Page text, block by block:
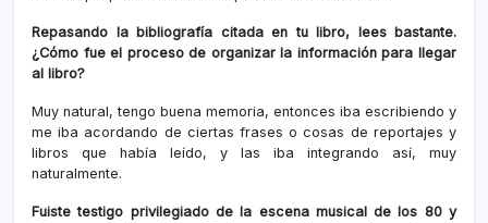
Repasando la bibliografía citada en tu libro, lees bastante.
¿Cómo fue el proceso de organizar la información para llegar
al libro?
Muy natural, tengo buena memoria, entonces iba escribiendo y
me iba acordando de ciertas frases o cosas de reportajes y
libros que había leído, y las iba integrando así, muy
naturalmente.
Fuiste testigo privilegiado de la escena musical de los 80 y